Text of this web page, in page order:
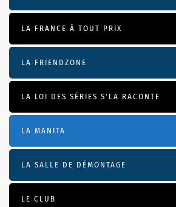
LA FRANCE À TOUT PRIX
LA FRIENDZONE
LA LOI DES SÉRIES S'LA RACONTE
LA MANITA
LA SALLE DE DÉMONTAGE
LE CLUB